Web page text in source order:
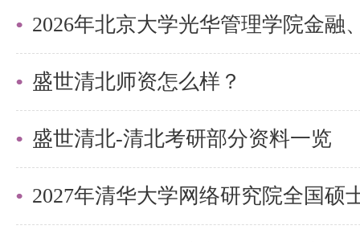
课本后面的三套期末试卷可以做
如果能拿到往年题的，一定要每
不会做，所以复习时间时间充足
做完。如果清华课本的题都做完
盛世清北师资怎么样？
盛世清北-清北考研部分资料一览